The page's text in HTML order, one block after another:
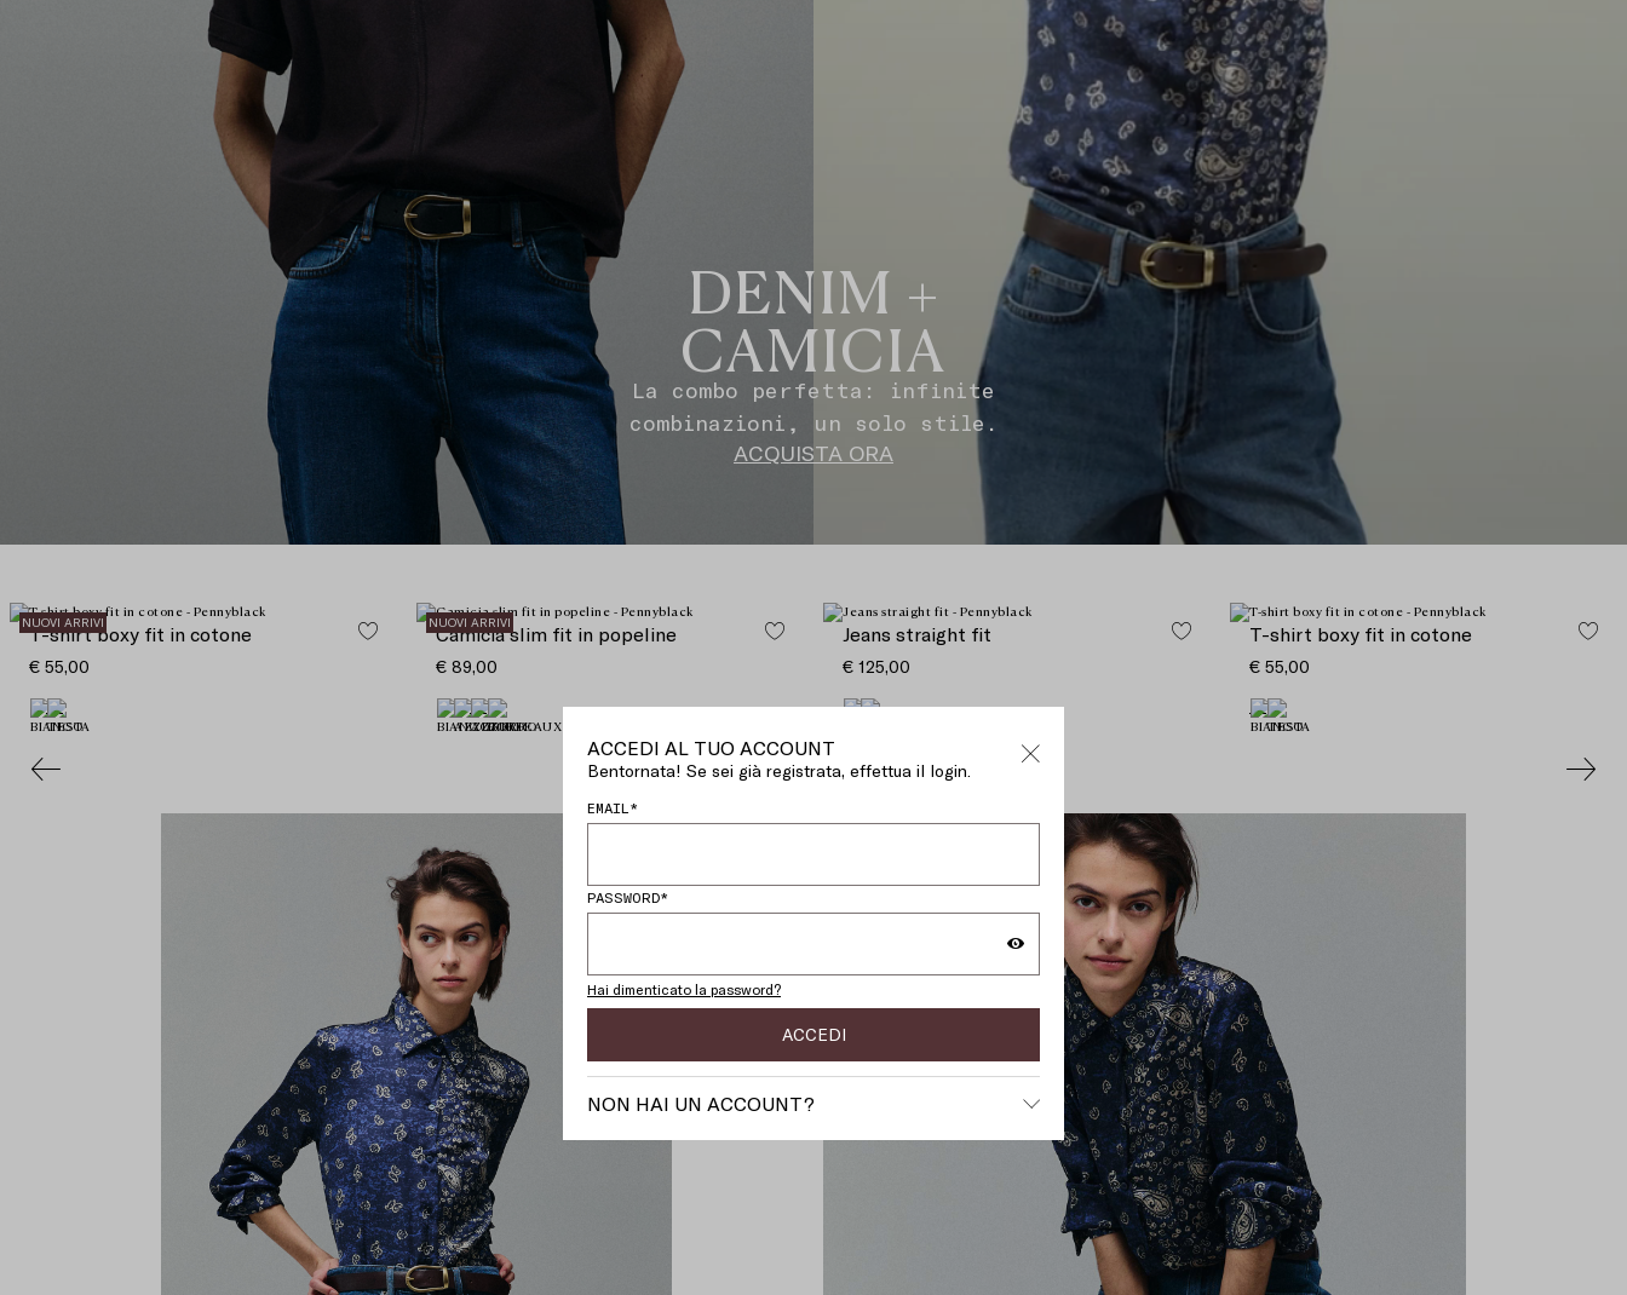
DENIM +
CAMICIA
La combo perfetta: infinite
combinazioni, un solo stile.
ACQUISTA ORA
NUOVI ARRIVI
T-shirt boxy fit in cotone
€ 55,00
NUOVI ARRIVI
Camicia slim fit in popeline
€ 89,00
Jeans straight fit
€ 125,00
T-shirt boxy fit in cotone
€ 55,00
ACCEDI AL TUO ACCOUNT
Bentornata! Se sei già registrata, effettua il login.
EMAIL*
PASSWORD*
Hai dimenticato la password?
ACCEDI
NON HAI UN ACCOUNT?
Registrati con la tua email